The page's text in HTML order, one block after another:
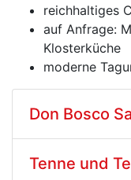
reichhaltiges
auf Anfrage:
Klosterküche
moderne
Don Bosco
Tenne und